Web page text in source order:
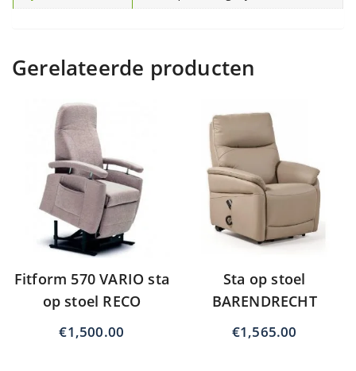
Gerelateerde producten
Fitform 570 VARIO sta
op stoel RECO
€1,500.00
Sta op stoel
BARENDRECHT
€1,565.00